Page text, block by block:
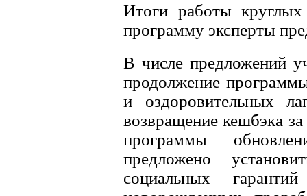
Итоги работы
программу эксперты
В числе предложений
продолжение
и оздоровительных
возвращение кешбэка
программы
предложено
социальных